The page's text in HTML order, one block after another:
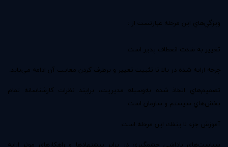
ويژگي‌هاي اين مرحله عبارتست از :
تغيير به شدت انعطاف پذير است.
چرخه ارايه شده در بالا تا تثبيت تغيير و برطرف كردن معايب آن ادامه مي‌يابد.
تصميم‌هاي اتخاذ شده به‌وسيله مديريت‌، برايند نظرات كارشناسانه تمام
بخش‌هاي سيستم و سازمان است.
آموزش جزء لا ينفك اين مرحله است.
سياست‌هاي پاداشي چشمگيري در برابر پيشنهادها و راهكارهاي موثر ارايه